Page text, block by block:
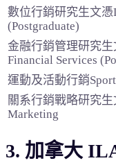
數位行銷研究生文
(Postgraduate)
金融行銷管理研究生
Financial Services
運動及活動行銷
關系行銷戰略研究生
Marketing
3. 加拿大